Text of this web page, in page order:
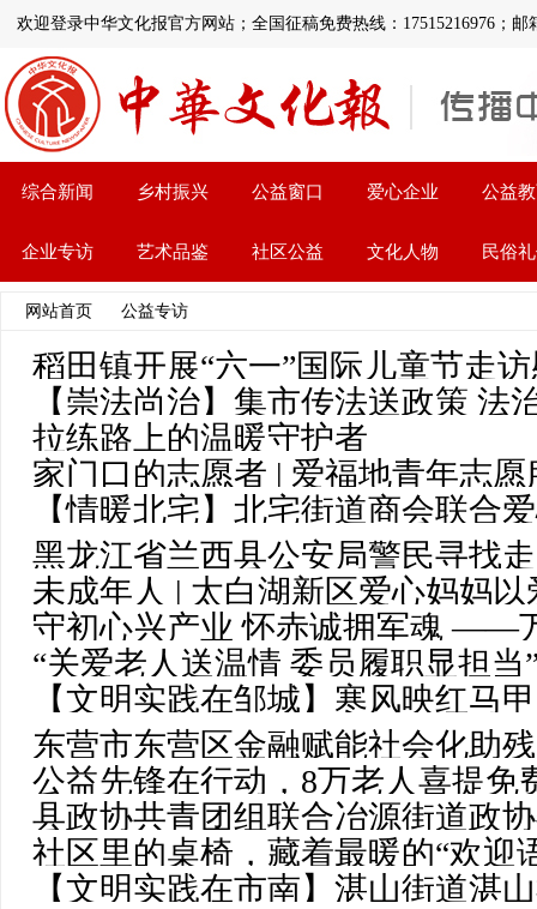
欢迎登录中华文化报官方网站；全国征稿免费热线：17515216976；邮
综合新闻 乡村振兴 公益窗口 爱心企业 公益
企业专访 艺术品鉴 社区公益 文化人物 民俗
网站首页 公益专访
稻田镇开展“六一”国际儿童节走
【崇法尚治】集市传法送政策 法
拉练路上的温暖守护者
家门口的志愿者 | 爱福地青年志
量助力乡村振兴
【情暖北宅】北宅街道商会联合
活动
黑龙江省兰西县公安局警民寻找
未成年人 | 太白湖新区爱心妈妈
长
守初心兴产业 怀赤诚拥军魂 ——
用实干与担当拥军事迹
“关爱老人送温情 委员履职显担
政协委员到昌城镇开展集体活动
【文明实践在邹城】寒风映红马
东营市东营区金融赋能社会化助残
公益先锋在行动，8万老人喜提免
县政协共青团组联合冶源街道政
情暖寒冬 关爱‘城市美容师’”慰问
社区里的桌椅，藏着最暖的“欢迎
【文明实践在市南】湛山街道湛